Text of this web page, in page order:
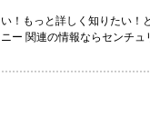
！もっと詳しく知りたい！
ー 関連の情報ならセンチュ